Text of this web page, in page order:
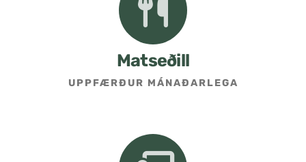
Matseðill
UPPFÆRÐUR MÁNAÐARLEGA